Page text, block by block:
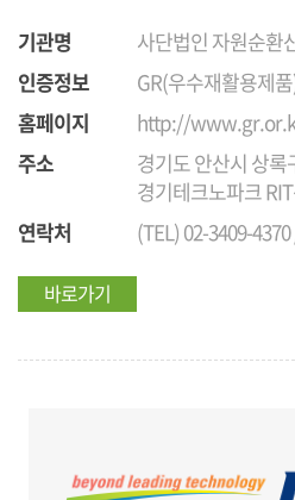
기관명
사단법인 자원순환
인증정보
GR(우수재활용제
홈페이지
http://
주소
경기도 안산시 상록
경기테크노파크
연락처
(TEL) 02-3409-
바로가기